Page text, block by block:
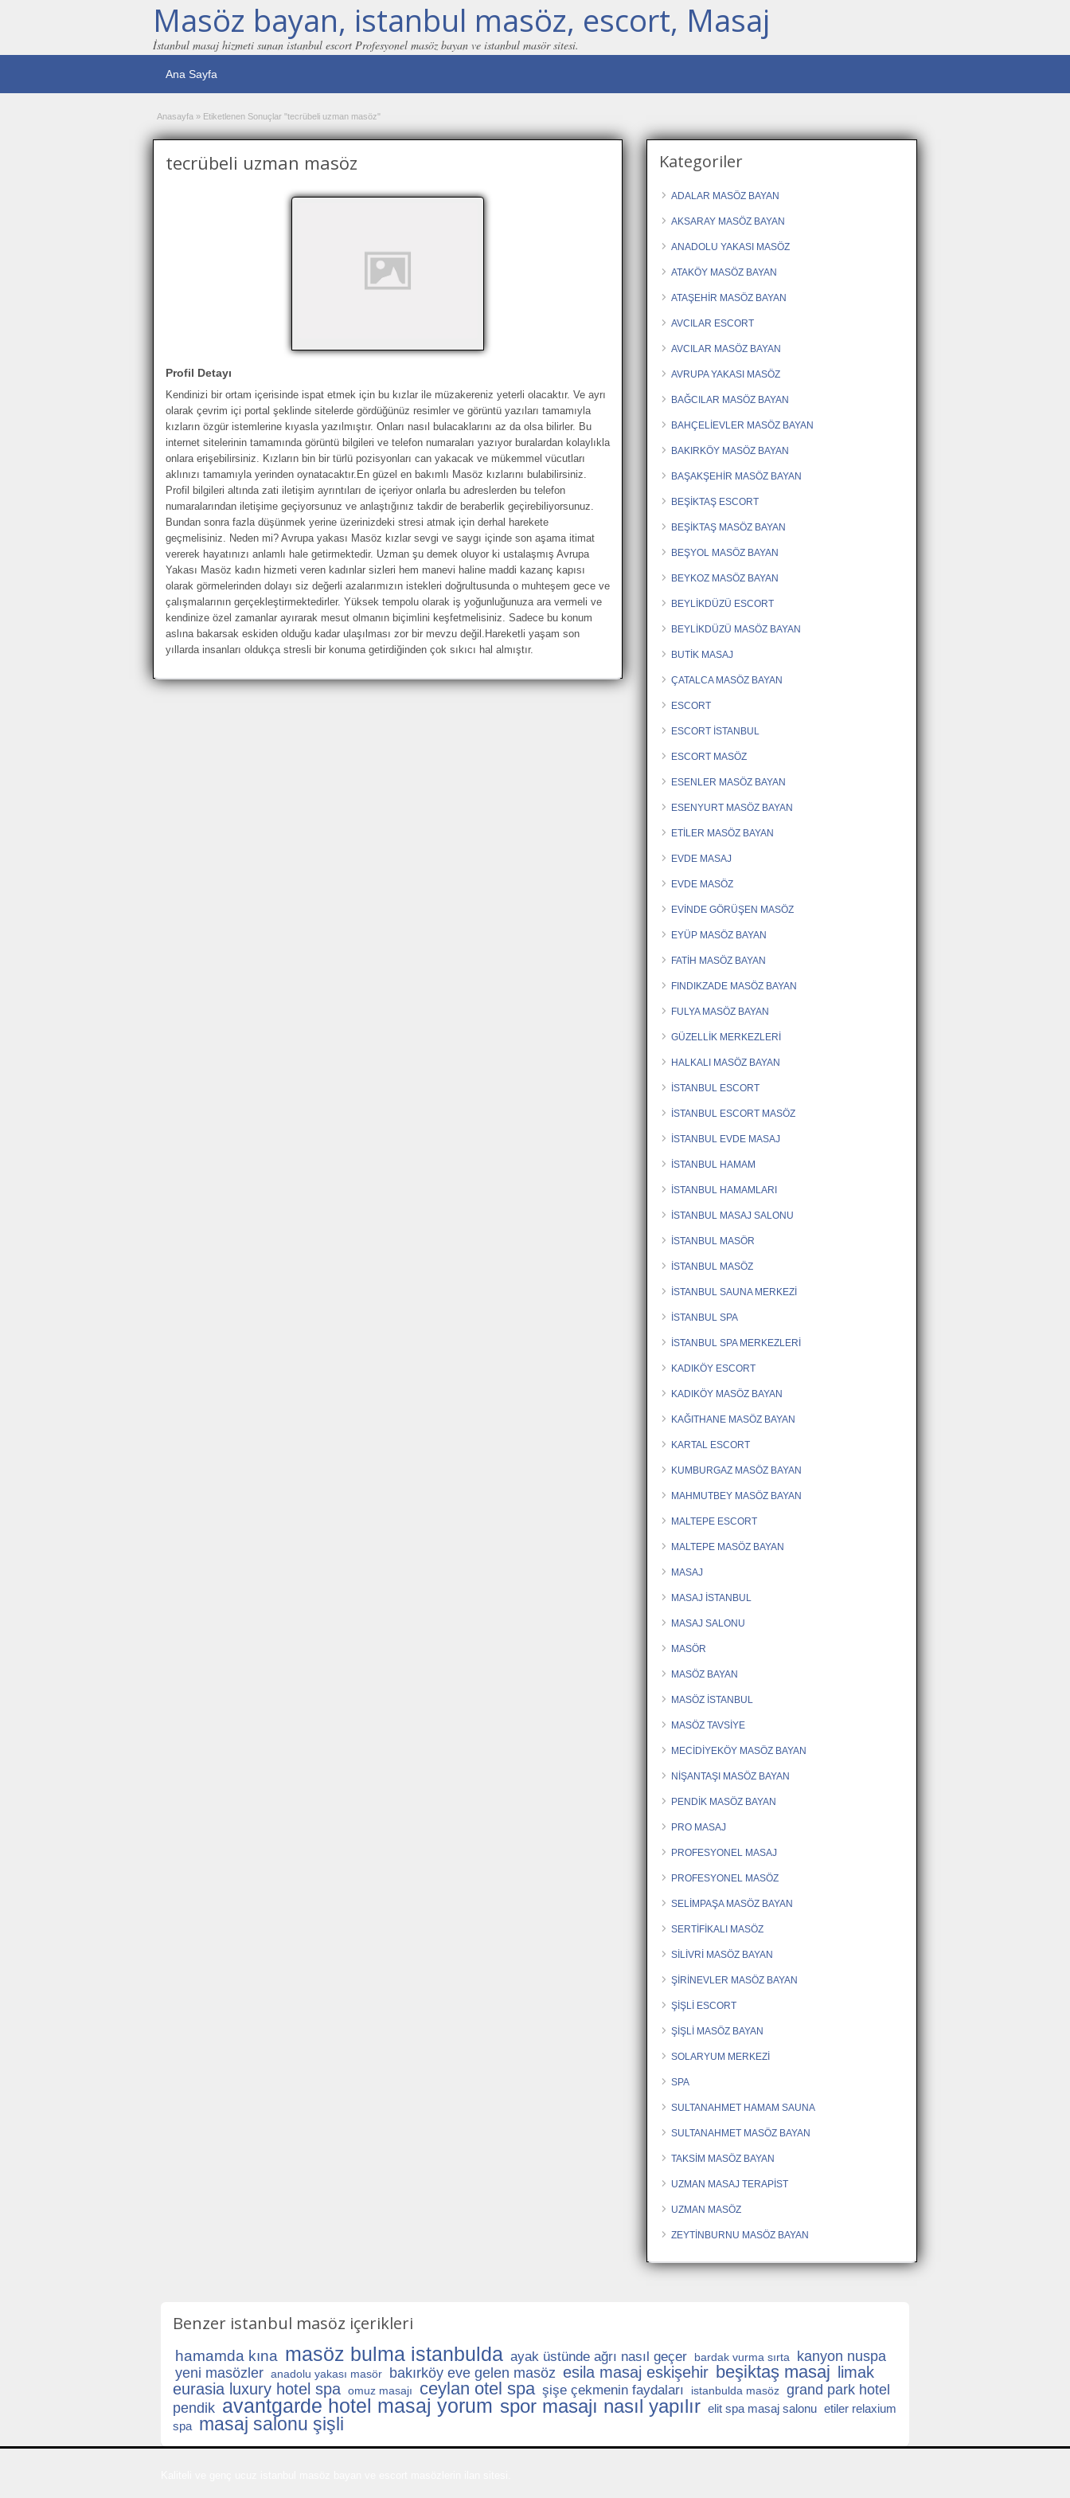
Masöz bayan, istanbul masöz, escort, Masaj
İstanbul masaj hizmeti sunan istanbul escort Profesyonel masöz bayan ve istanbul masör sitesi.
Ana Sayfa
Anasayfa » Etiketlenen Sonuçlar "tecrübeli uzman masöz"
tecrübeli uzman masöz
Profil Detayı
Kendinizi bir ortam içerisinde ispat etmek için bu kızlar ile müzakereniz yeterli olacaktır. Ve ayrı
olarak çevrim içi portal şeklinde sitelerde gördüğünüz resimler ve görüntü yazıları tamamıyla
kızların özgür istemlerine kıyasla yazılmıştır. Onları nasıl bulacaklarını az da olsa bilirler. Bu
internet sitelerinin tamamında görüntü bilgileri ve telefon numaraları yazıyor buralardan kolaylıkla
onlara erişebilirsiniz. Kızların bin bir türlü pozisyonları can yakacak ve mükemmel vücutları
aklınızı tamamıyla yerinden oynatacaktır.En güzel en bakımlı Masöz kızlarını bulabilirsiniz.
Profil bilgileri altında zati iletişim ayrıntıları de içeriyor onlarla bu adreslerden bu telefon
numaralarından iletişime geçiyorsunuz ve anlaştığınız takdir de beraberlik geçirebiliyorsunuz.
Bundan sonra fazla düşünmek yerine üzerinizdeki stresi atmak için derhal harekete
geçmelisiniz. Neden mi? Avrupa yakası Masöz kızlar sevgi ve saygı içinde son aşama itimat
vererek hayatınızı anlamlı hale getirmektedir. Uzman şu demek oluyor ki ustalaşmış Avrupa
Yakası Masöz kadın hizmeti veren kadınlar sizleri hem manevi haline maddi kazanç kapısı
olarak görmelerinden dolayı siz değerli azalarımızın istekleri doğrultusunda o muhteşem gece ve
çalışmalarının gerçekleştirmektedirler. Yüksek tempolu olarak iş yoğunluğunuza ara vermeli ve
kendinize özel zamanlar ayırarak mesut olmanın biçimlini keşfetmelisiniz. Sadece bu konum
aslına bakarsak eskiden olduğu kadar ulaşılması zor bir mevzu değil.Hareketli yaşam son
yıllarda insanları oldukça stresli bir konuma getirdiğinden çok sıkıcı hal almıştır.
Kategoriler
ADALAR MASÖZ BAYAN
AKSARAY MASÖZ BAYAN
ANADOLU YAKASI MASÖZ
ATAKÖY MASÖZ BAYAN
ATAŞEHİR MASÖZ BAYAN
AVCILAR ESCORT
AVCILAR MASÖZ BAYAN
AVRUPA YAKASI MASÖZ
BAĞCILAR MASÖZ BAYAN
BAHÇELİEVLER MASÖZ BAYAN
BAKIRKÖY MASÖZ BAYAN
BAŞAKŞEHİR MASÖZ BAYAN
BEŞİKTAŞ ESCORT
BEŞİKTAŞ MASÖZ BAYAN
BEŞYOL MASÖZ BAYAN
BEYKOZ MASÖZ BAYAN
BEYLİKDÜZÜ ESCORT
BEYLİKDÜZÜ MASÖZ BAYAN
BUTİK MASAJ
ÇATALCA MASÖZ BAYAN
ESCORT
ESCORT İSTANBUL
ESCORT MASÖZ
ESENLER MASÖZ BAYAN
ESENYURT MASÖZ BAYAN
ETİLER MASÖZ BAYAN
EVDE MASAJ
EVDE MASÖZ
EVİNDE GÖRÜŞEN MASÖZ
EYÜP MASÖZ BAYAN
FATİH MASÖZ BAYAN
FINDIKZADE MASÖZ BAYAN
FULYA MASÖZ BAYAN
GÜZELLİK MERKEZLERİ
HALKALI MASÖZ BAYAN
İSTANBUL ESCORT
İSTANBUL ESCORT MASÖZ
İSTANBUL EVDE MASAJ
İSTANBUL HAMAM
İSTANBUL HAMAMLARI
İSTANBUL MASAJ SALONU
İSTANBUL MASÖR
İSTANBUL MASÖZ
İSTANBUL SAUNA MERKEZİ
İSTANBUL SPA
İSTANBUL SPA MERKEZLERİ
KADIKÖY ESCORT
KADIKÖY MASÖZ BAYAN
KAĞITHANE MASÖZ BAYAN
KARTAL ESCORT
KUMBURGAZ MASÖZ BAYAN
MAHMUTBEY MASÖZ BAYAN
MALTEPE ESCORT
MALTEPE MASÖZ BAYAN
MASAJ
MASAJ İSTANBUL
MASAJ SALONU
MASÖR
MASÖZ BAYAN
MASÖZ İSTANBUL
MASÖZ TAVSİYE
MECİDİYEKÖY MASÖZ BAYAN
NİŞANTAŞI MASÖZ BAYAN
PENDİK MASÖZ BAYAN
PRO MASAJ
PROFESYONEL MASAJ
PROFESYONEL MASÖZ
SELİMPAŞA MASÖZ BAYAN
SERTİFİKALI MASÖZ
SİLİVRİ MASÖZ BAYAN
ŞİRİNEVLER MASÖZ BAYAN
ŞİŞLİ ESCORT
ŞİŞLİ MASÖZ BAYAN
SOLARYUM MERKEZİ
SPA
SULTANAHMET HAMAM SAUNA
SULTANAHMET MASÖZ BAYAN
TAKSİM MASÖZ BAYAN
UZMAN MASAJ TERAPİST
UZMAN MASÖZ
ZEYTİNBURNU MASÖZ BAYAN
Benzer istanbul masöz içerikleri
hamamda kına masöz bulma istanbulda ayak üstünde ağrı nasıl geçer bardak vurma sırta
kanyon nuspa
yeni masözler anadolu yakası masör bakırköy eve gelen masöz esila masaj eskişehir beşiktaş masaj
limak
eurasia luxury hotel spa omuz masajı ceylan otel spa şişe çekmenin faydaları istanbulda masöz grand park hotel
pendik avantgarde hotel masaj yorum spor masajı nasıl yapılır elit spa masaj salonu etiler relaxium
spa masaj salonu şişli